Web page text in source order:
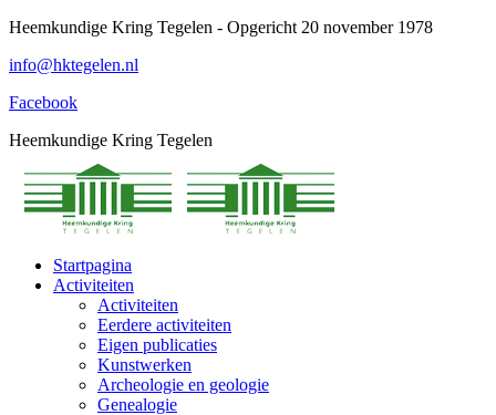
Spring
content
Heemkundige Kring Tegelen - Opgericht 20 november 1978
info@hktegelen.nl
Facebook
Heemkundige Kring Tegelen
Startpagina
Activiteiten
Activiteiten
Eerdere activiteiten
Eigen publicaties
Kunstwerken
Archeologie en geologie
Genealogie